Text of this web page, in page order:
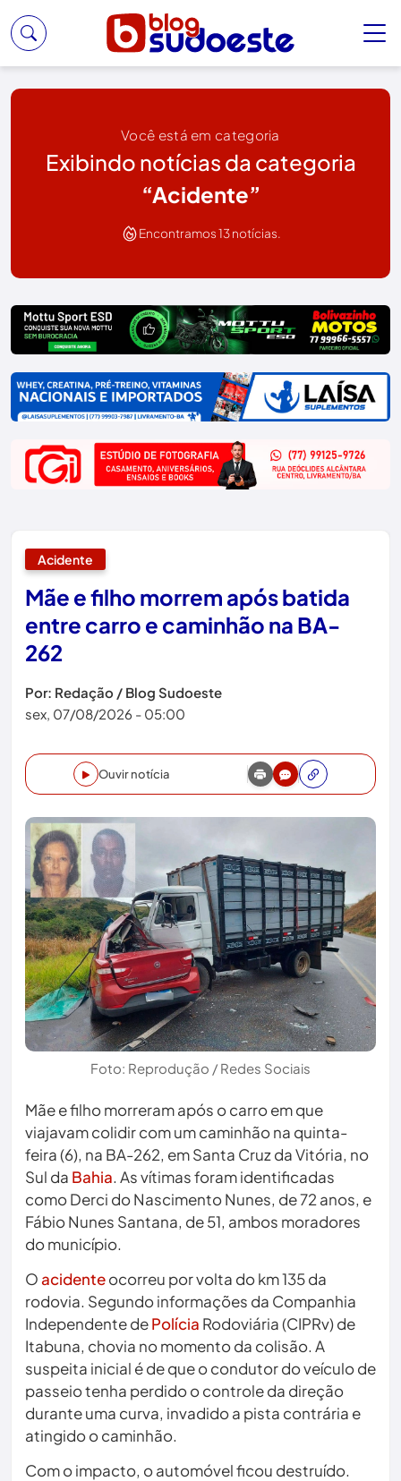
Você está em categoria
Exibindo notícias da categoria
“Acidente”
Encontramos 13 notícias.
Acidente
Mãe e filho morrem após batida
entre carro e caminhão na BA-
262
Por: Redação / Blog Sudoeste
sex, 07/08/2026 - 05:00
Ouvir notícia
Foto: Reprodução / Redes Sociais
Mãe e filho morreram após o carro em que
viajavam colidir com um caminhão na quinta-
feira (6), na BA-262, em Santa Cruz da Vitória, no
Sul da Bahia. As vítimas foram identificadas
como Derci do Nascimento Nunes, de 72 anos, e
Fábio Nunes Santana, de 51, ambos moradores
do município.
Oacidenteocorreu por volta do km 135 da
rodovia. Segundo informações da Companhia
Independente dePolícia Rodoviária (CIPRv) de
Itabuna, chovia no momento da colisão. A
suspeita inicial é de que o condutor do veículo de
passeio tenha perdido o controle da direção
durante uma curva, invadido a pista contrária e
atingido o caminhão.
Com o impacto, o automóvel ficou destruído.